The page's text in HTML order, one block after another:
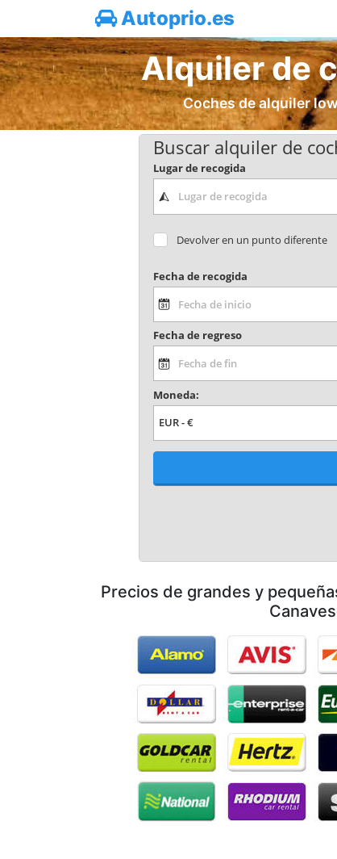
Autoprio.es
Alquiler de
Coches de alquiler
Precios de grandes y